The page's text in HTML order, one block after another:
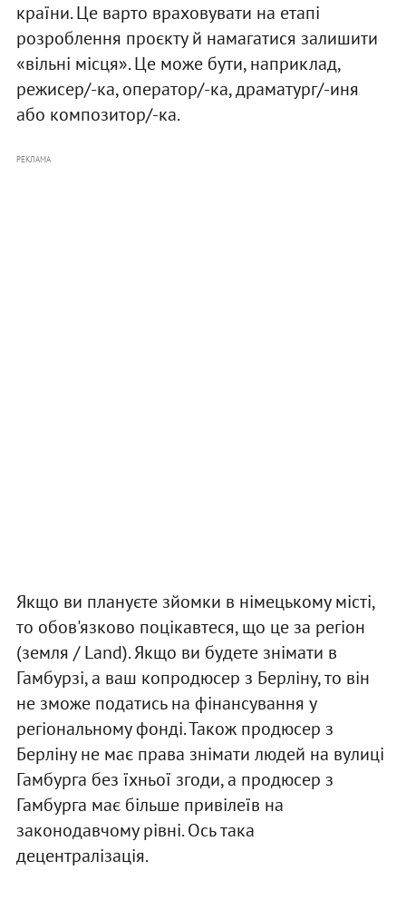
країни. Це варто враховувати на етапі
розроблення проєкту й намагатися залишити
«вільні місця». Це може бути, наприклад,
режисер/-ка, оператор/-ка, драматург/-иня
або композитор/-ка.
РЕКЛАМА
Якщо ви плануєте зйомки в німецькому місті,
то обов'язково поцікавтеся, що це за регіон
(земля / Land). Якщо ви будете знімати в
Гамбурзі, а ваш копродюсер з Берліну, то він
не зможе податись на фінансування у
регіональному фонді. Також продюсер з
Берліну не має права знімати людей на вулиці
Гамбурга без їхньої згоди, а продюсер з
Гамбурга має більше привілеїв на
законодавчому рівні. Ось така
децентралізація.